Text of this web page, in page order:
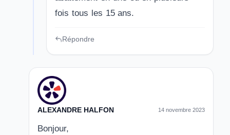
fois tous les 15 ans.
Répondre
ALEXANDRE HALFON 14 novembre 2023
Bonjour,